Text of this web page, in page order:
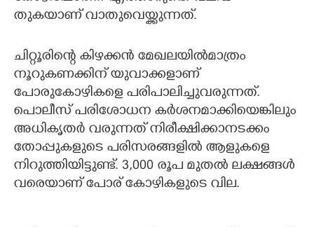
തുകയാണ് വാതുവെയ്ക്കുന്നത്.
ചിറ്റൂരിന്റെ കിഴക്കൻ മേഖലയിൽമാത്രം
നൂറുകണക്കിന് യുവാക്കളാണ്
പോരുകോഴികളെ പരിപാലിച്ചുവരുന്നത്.
പൊലീസ് പരിശോധന കർശനമാക്കിയെങ്കിലും
അധികൃതർ വരുന്നത് നിരീക്ഷിക്കാനടക്കം
തോപ്പുകളുടെ പരിസരങ്ങളിൽ ആളുകളെ
നിറുത്തിയിട്ടുണ്ട്. 3,000 രൂപ മുതൽ ലക്ഷങ്ങൾ
വരെയാണ് പോര് കോഴികളുടെ വില.